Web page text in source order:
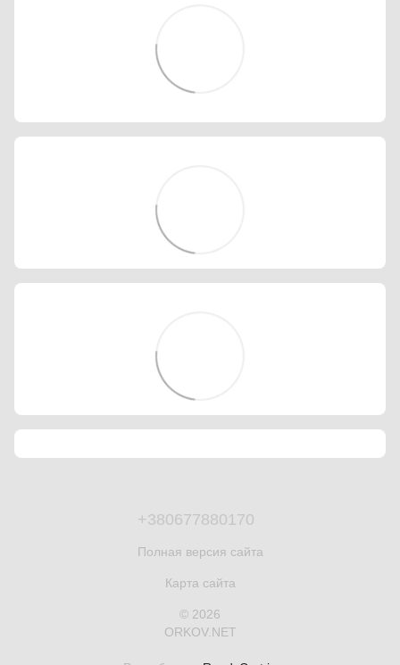
+380677880170
Полная версия сайта
Карта сайта
© 2026
ORKOV.NET